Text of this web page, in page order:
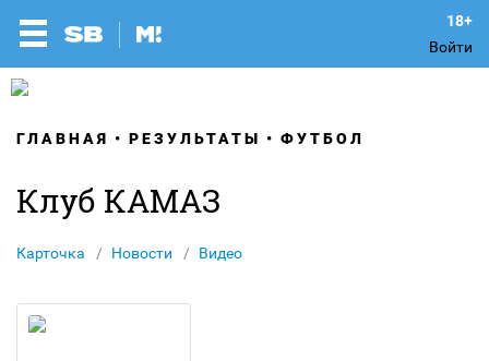
Войти
ГЛАВНАЯ РЕЗУЛЬТАТЫ ФУТБОЛ
Клуб КАМАЗ
Карточка Новости Видео